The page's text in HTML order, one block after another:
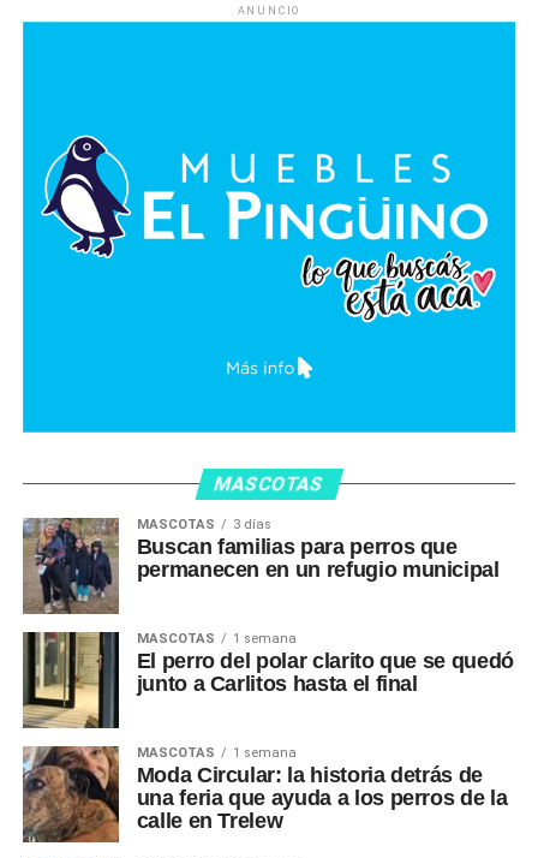
ANUNCIO
MASCOTAS
MASCOTAS 3 días
Buscan familias para perros que
permanecen en un refugio municipal
MASCOTAS 1 semana
El perro del polar clarito que se quedó
junto a Carlitos hasta el final
MASCOTAS 1 semana
Moda Circular: la historia detrás de
una feria que ayuda a los perros de la
calle en Trelew